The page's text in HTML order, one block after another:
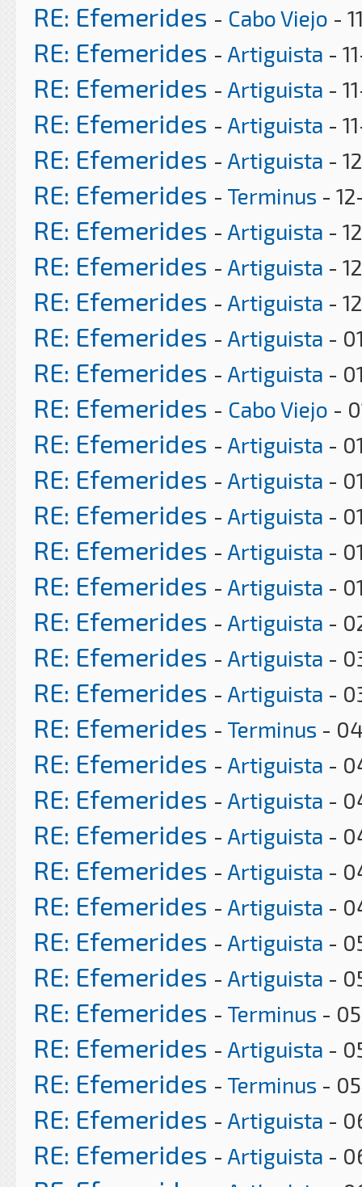
RE: Efemerides - Cabo Viejo -
RE: Efemerides - Artiguista -
RE: Efemerides - Artiguista -
RE: Efemerides - Artiguista -
RE: Efemerides - Artiguista -
RE: Efemerides - Terminus -
RE: Efemerides - Artiguista -
RE: Efemerides - Artiguista -
RE: Efemerides - Artiguista -
RE: Efemerides - Artiguista -
RE: Efemerides - Artiguista -
RE: Efemerides - Cabo Viejo -
RE: Efemerides - Artiguista -
RE: Efemerides - Artiguista -
RE: Efemerides - Artiguista -
RE: Efemerides - Artiguista -
RE: Efemerides - Artiguista -
RE: Efemerides - Artiguista -
RE: Efemerides - Artiguista -
RE: Efemerides - Artiguista -
RE: Efemerides - Terminus -
RE: Efemerides - Artiguista -
RE: Efemerides - Artiguista -
RE: Efemerides - Artiguista -
RE: Efemerides - Artiguista -
RE: Efemerides - Artiguista -
RE: Efemerides - Artiguista -
RE: Efemerides - Artiguista -
RE: Efemerides - Terminus -
RE: Efemerides - Artiguista -
RE: Efemerides - Terminus -
RE: Efemerides - Artiguista -
RE: Efemerides - Artiguista -